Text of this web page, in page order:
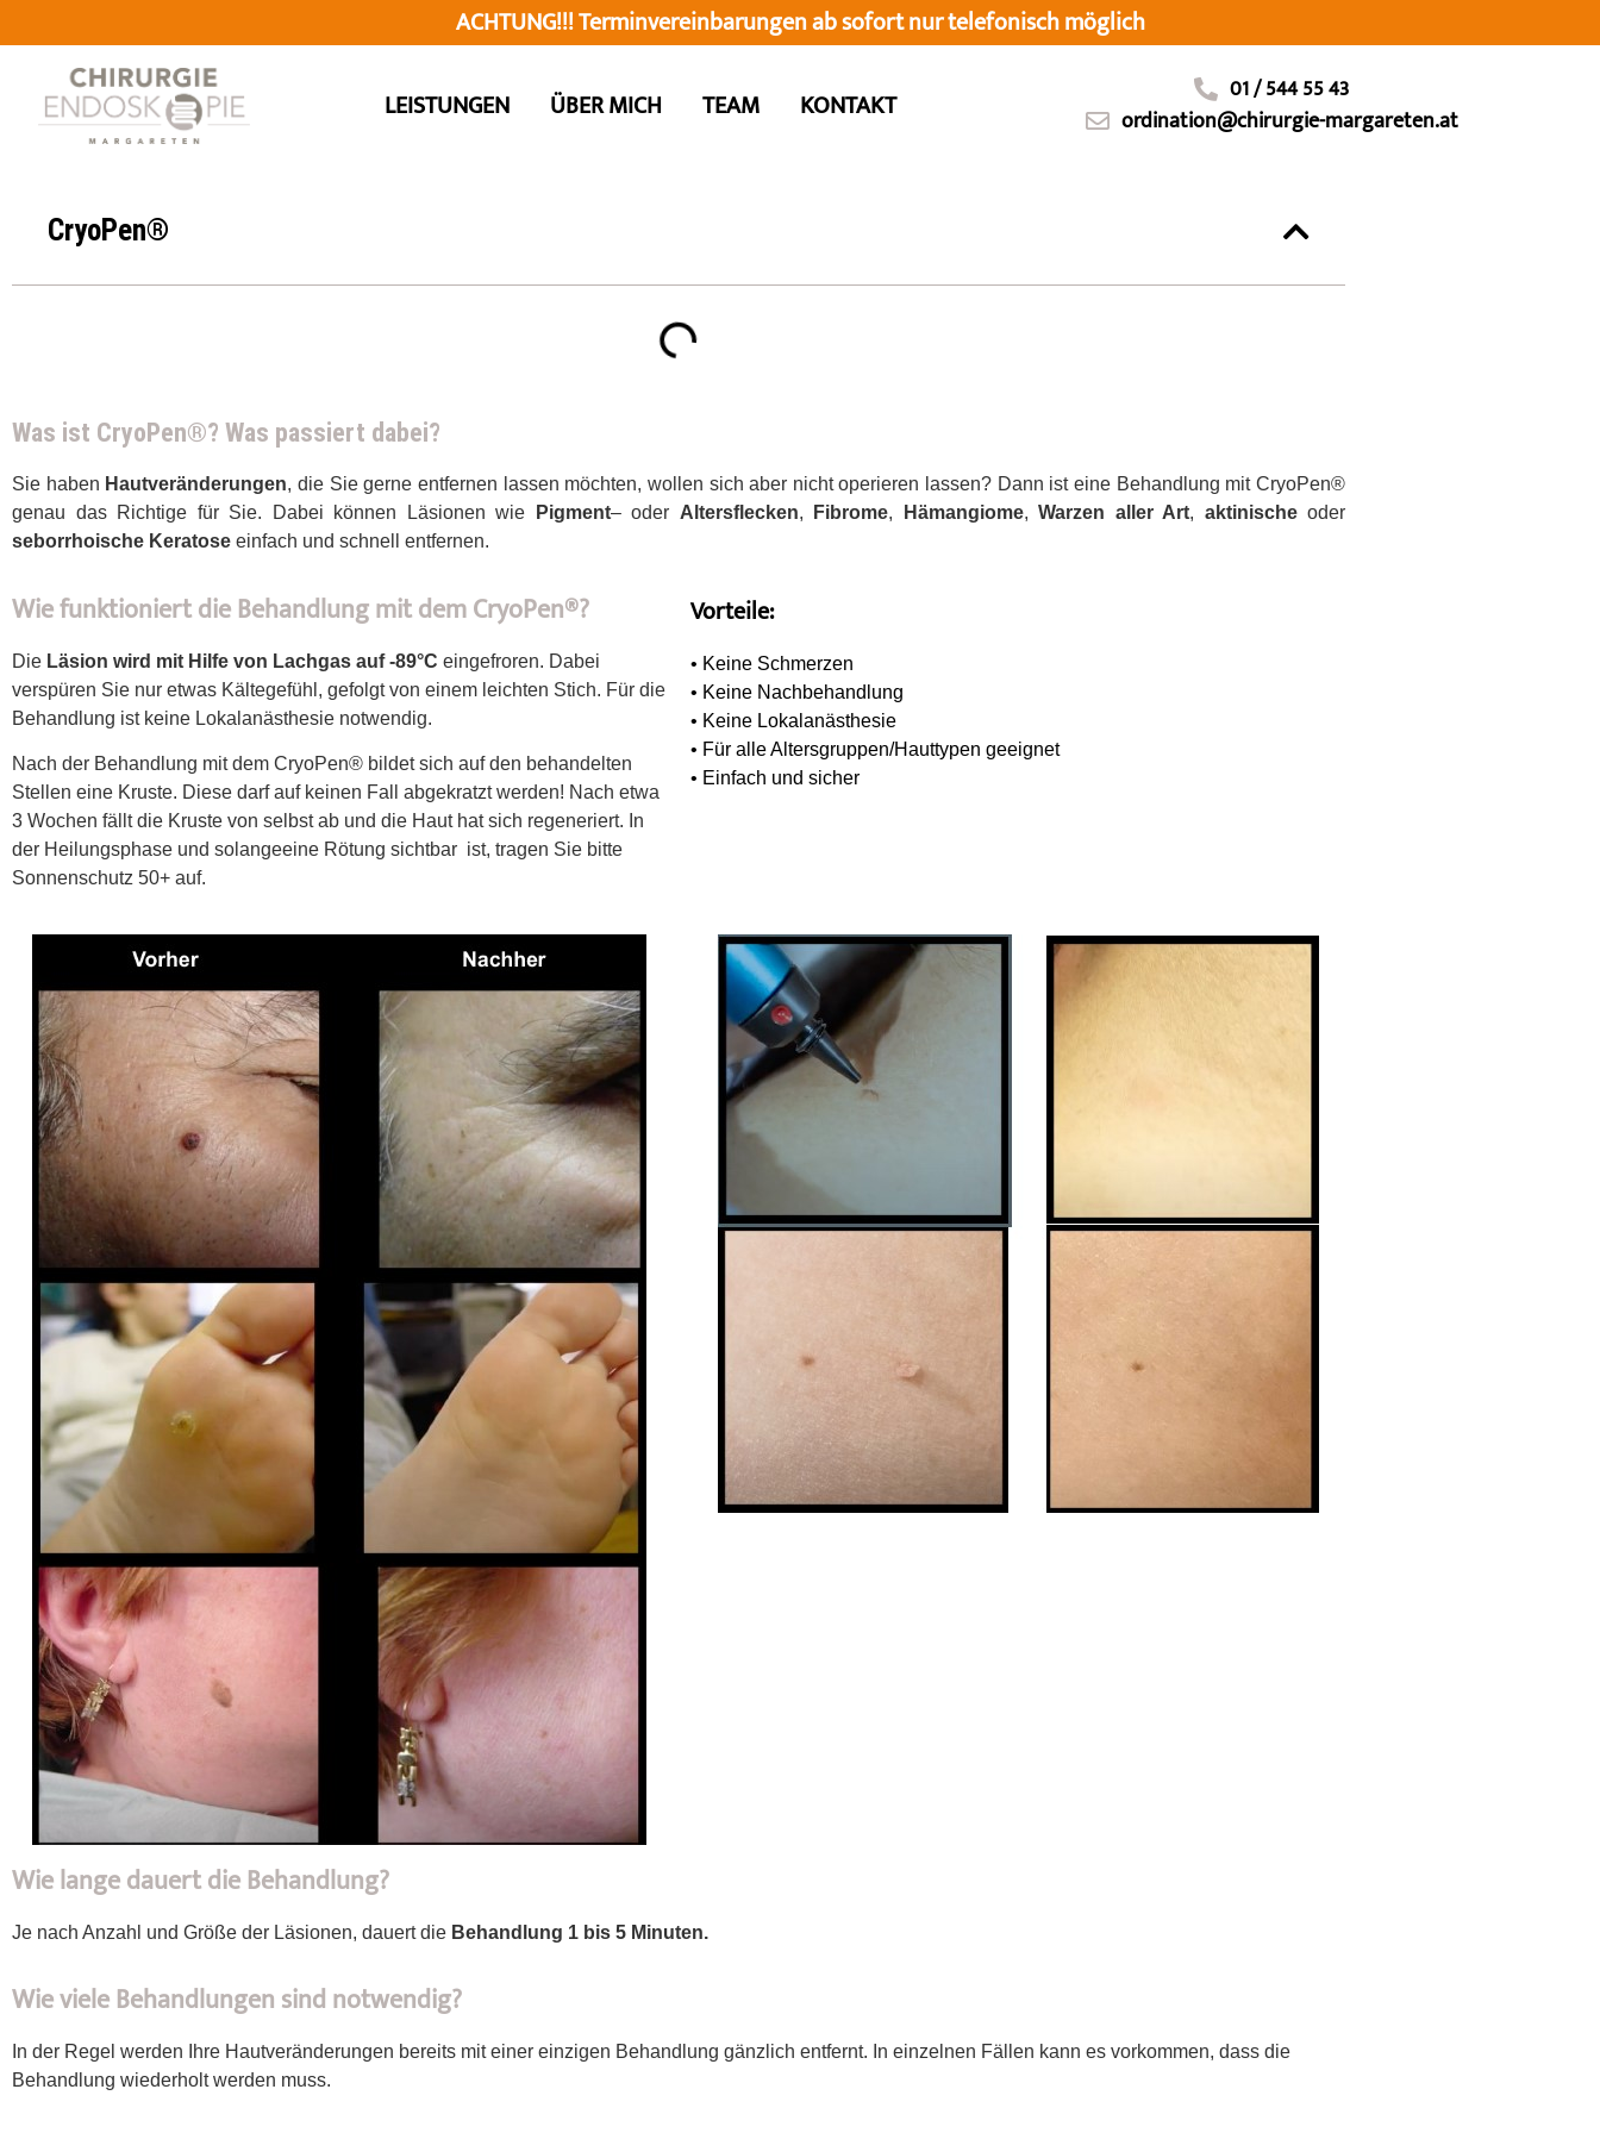
ACHTUNG!!! Terminvereinbarungen ab sofort nurtelefonischmöglich
LEISTUNGEN ÜBER MICH TEAM KONTAKT
01 / 544 55 43
ordination@chirurgie-margareten.at
CryoPen®
Was ist CryoPen®? Was passiert dabei?
Sie haben Hautveränderungen, die Sie gerne entfernen lassen möchten, wollen sich aber nicht operieren lassen? Dann ist eine Behandlung mit CryoPen®
genau das Richtige für Sie. Dabei können Läsionen wie
Pigment– oder Altersflecken, Fibrome, Hämangiome, Warzen aller Art, aktinischeoder
seborrhoische Keratose einfach und schnell entfernen.
Wie funktioniert die Behandlung mit dem CryoPen®?
Die Läsion wird mit Hilfe von Lachgas auf -89°C eingefroren. Dabei
verspüren Sie nur etwas Kältegefühl, gefolgt von einem leichten Stich. Für die
Behandlung ist keine Lokalanästhesie notwendig.
Nach der Behandlung mit dem CryoPen® bildet sich auf den behandelten
Stellen eine Kruste. Diese darf auf keinen Fall abgekratzt werden! Nach etwa
3 Wochen fällt die Kruste von selbst ab und die Haut hat sich regeneriert. In
der Heilungsphase und solangeeine Rötung sichtbar ist, tragen Sie bitte
Sonnenschutz 50+ auf.
Vorteile:
• Keine Schmerzen
• Keine Nachbehandlung
• Keine Lokalanästhesie
• Für alle Altersgruppen/Hauttypen geeignet
• Einfach und sicher
Wie lange dauert die Behandlung?
Je nach Anzahl und Größe der Läsionen, dauert die Behandlung 1 bis 5 Minuten.
Wie viele Behandlungen sind notwendig?
In der Regel werden Ihre Hautveränderungen bereits mit einer einzigen Behandlung gänzlich entfernt. In einzelnen Fällen kann es vorkommen, dass die
Behandlung wiederholt werden muss.